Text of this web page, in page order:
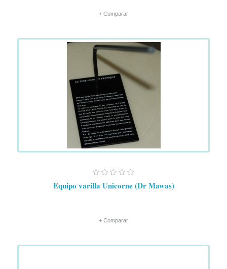
+ Comparar
Equipo varilla Unicorne (Dr Mawas)
+ Comparar